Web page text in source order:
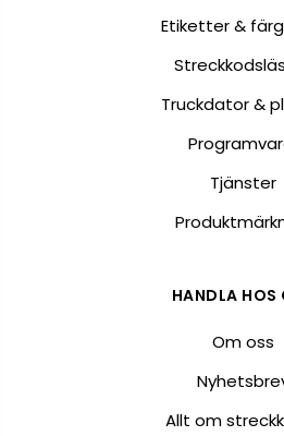
Etiketter &
Truckdator &
Tjänster
HANDLA HOS
Om oss
Allt om